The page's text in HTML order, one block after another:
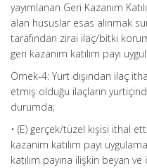
yayımlanan Geri Kazanım
alan hususlar esas alınmak
tarafından zirai ilaç/bitki
geri kazanım katılım payı
Örnek-4: Yurt dışından ilaç
etmiş olduğu ilaçların
durumda;
• (E) gerçek/tüzel kişisi ithal
kazanım katılım payı
katılım payına ilişkin beyan